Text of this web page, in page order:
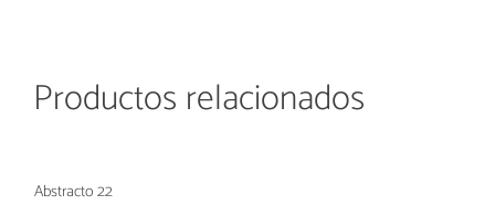
Productos relacionados
Abstracto 22